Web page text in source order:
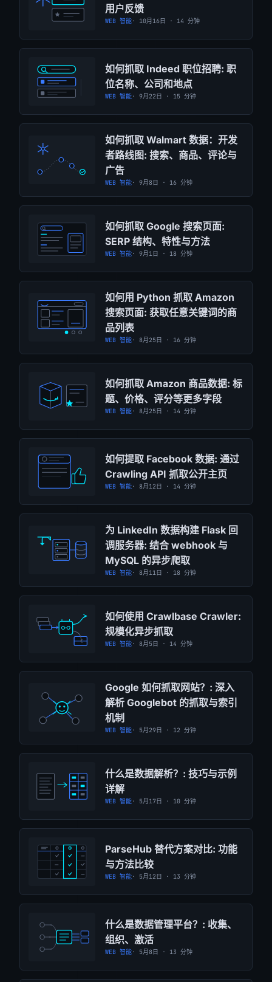
用户反馈
WEB 智能· 10月16日 · 14 分钟
如何抓取 Indeed 职位招聘: 职
位名称、公司和地点
WEB 智能· 9月22日 · 15 分钟
如何抓取 Walmart 数据：开发
者路线图: 搜索、商品、评论与
广告
WEB 智能· 9月8日 · 16 分钟
如何抓取 Google 搜索页面:
SERP 结构、特性与方法
WEB 智能· 9月1日 · 18 分钟
如何用 Python 抓取 Amazon
搜索页面: 获取任意关键词的商
品列表
WEB 智能· 8月25日 · 16 分钟
如何抓取 Amazon 商品数据: 标
题、价格、评分等更多字段
WEB 智能· 8月25日 · 14 分钟
如何提取 Facebook 数据: 通过
Crawling API 抓取公开主页
WEB 智能· 8月12日 · 14 分钟
为 LinkedIn 数据构建 Flask 回
调服务器: 结合 webhook 与
MySQL 的异步爬取
WEB 智能· 8月11日 · 18 分钟
如何使用 Crawlbase Crawler:
规模化异步抓取
WEB 智能· 8月5日 · 14 分钟
Google 如何抓取网站？: 深入
解析 Googlebot 的抓取与索引
机制
WEB 智能· 5月29日 · 12 分钟
什么是数据解析？: 技巧与示例
详解
WEB 智能· 5月17日 · 10 分钟
ParseHub 替代方案对比: 功能
与方法比较
WEB 智能· 5月12日 · 13 分钟
什么是数据管理平台？: 收集、
组织、激活
WEB 智能· 5月8日 · 13 分钟